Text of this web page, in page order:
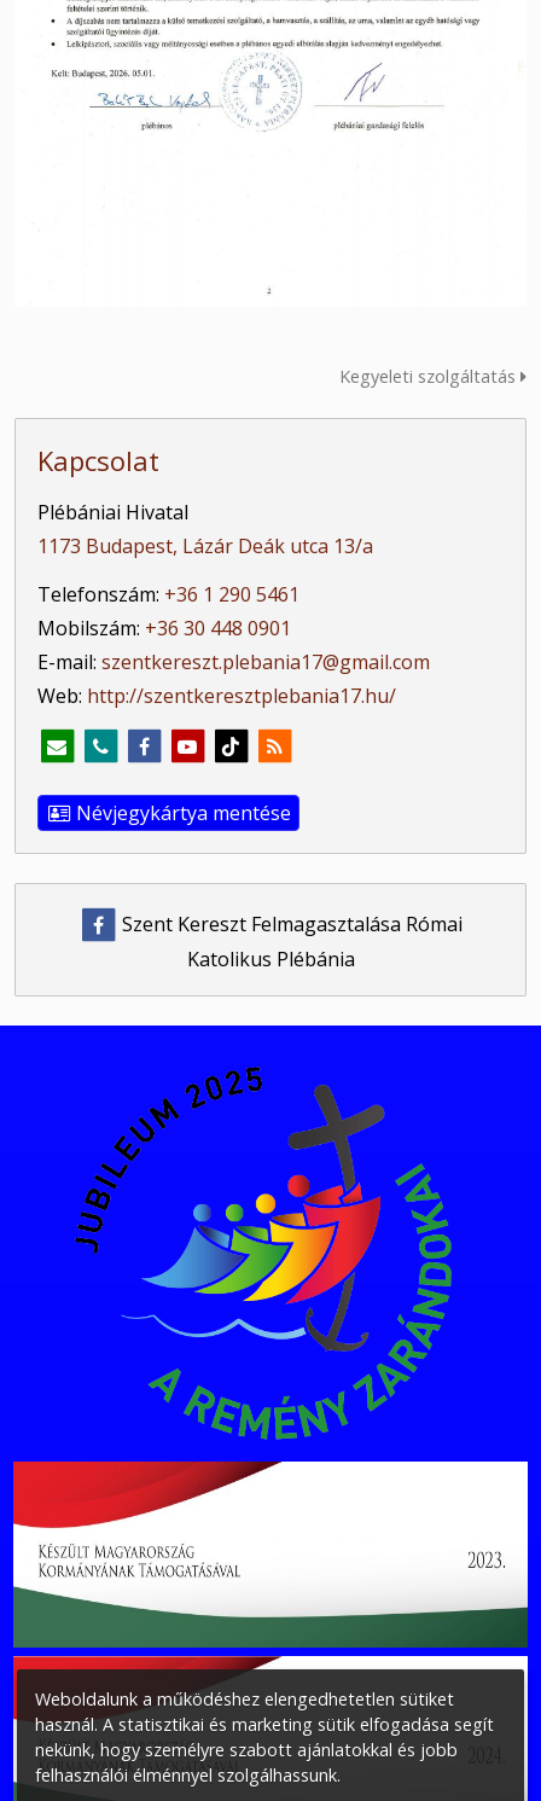
Kegyeleti szolgáltatás
Kapcsolat
Plébániai Hivatal
1173 Budapest, Lázár Deák utca 13/a
Telefonszám: +36 1 290 5461
Mobilszám: +36 30 448 0901
E-mail: szentkereszt.plebania17@gmail.com
Web: http://szentkeresztplebania17.hu/
Névjegykártya mentése
Szent Kereszt Felmagasztalása Római
Katolikus Plébánia
Weboldalunk a működéshez elengedhetetlen sütiket
használ. A statisztikai és marketing sütik elfogadása segít
nekünk, hogy személyre szabott ajánlatokkal és jobb
felhasználói élménnyel szolgálhassunk.